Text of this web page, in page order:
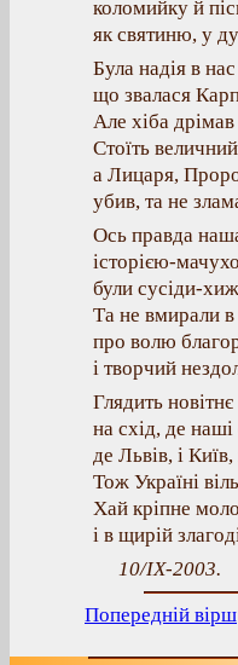
коломийку й
як святиню, у
Була надія в
що звалася
Але хіба
Стоїть
а Лицаря,
убив, та не
Ось правда
історією-
були сусіди-
Та не вмирали в
про волю
і творчий
Глядить
на схід, де
де Львів, і
Тож Україні
Хай кріпне
і в щирій
10/IX-2003.
Попередній вірш